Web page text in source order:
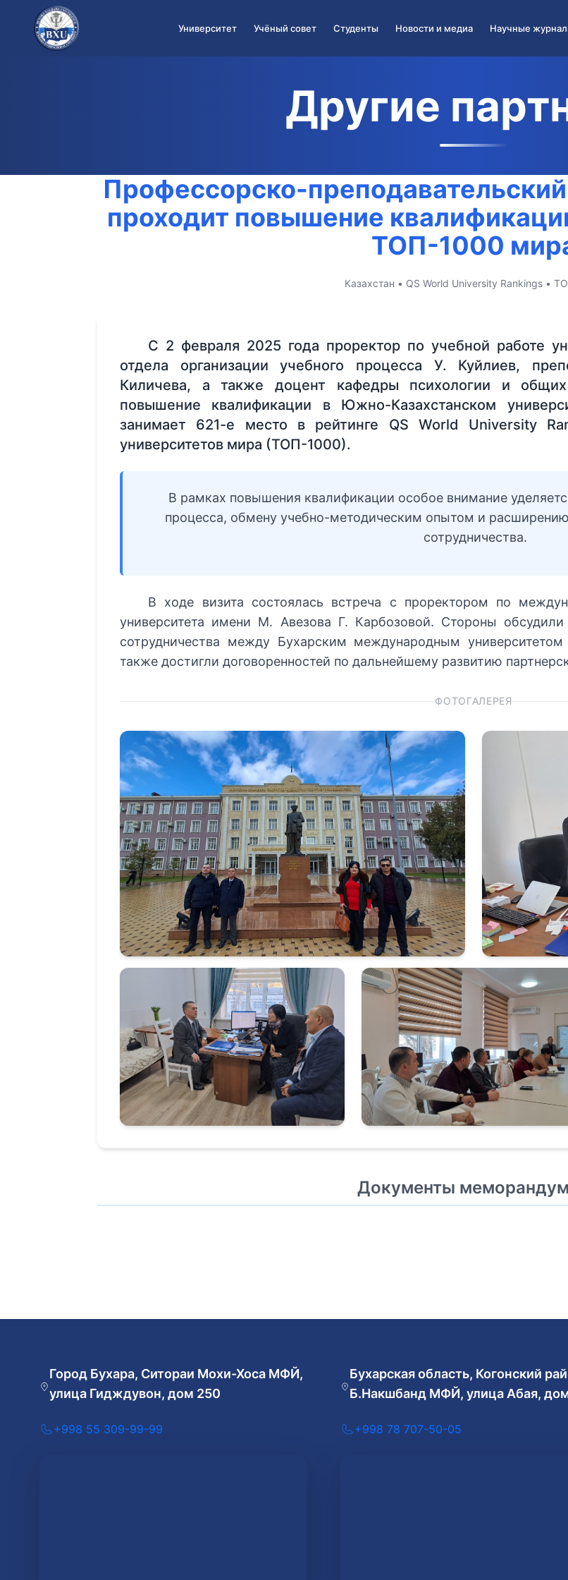
Университет
Международный отдел ›
Учёный совет Студенты
Центр поддержки студентов
Одарённые студенты
Дистанционное обучение
Новости и медиа Научные журналы
Профессорско-преподавательский
проходит повышение
ТОП-1000
Казахстан • QS World University Rankings •
С 2 февраля 2025 года проректор по учебной работе
отдела организации учебного процесса У. Куйлиев,
Киличева, а также доцент кафедры психологии и
повышение квалификации в Южно-Казахстанском
занимает 621-е место в рейтинге QS World University
университетов мира (ТОП-1000).
В рамках повышения квалификации особое внимание
процесса, обмену учебно-методическим опытом и
сотрудничества.
В ходе визита состоялась встреча с проректором по
университета имени М. Авезова Г. Карбозовой. Стороны
сотрудничества между Бухарским международным
также достигли договоренностей по дальнейшему развитию
ФОТОГАЛЕРЕЯ
Документы
Город Бухара, Ситораи Мохи-Хоса МФЙ,
улица Гидждувон, дом 250
+998 55 309-99-99
Бухарская область, Когонский
Б.Накшбанд МФЙ, улица Абая,
+998 78 707-50-05